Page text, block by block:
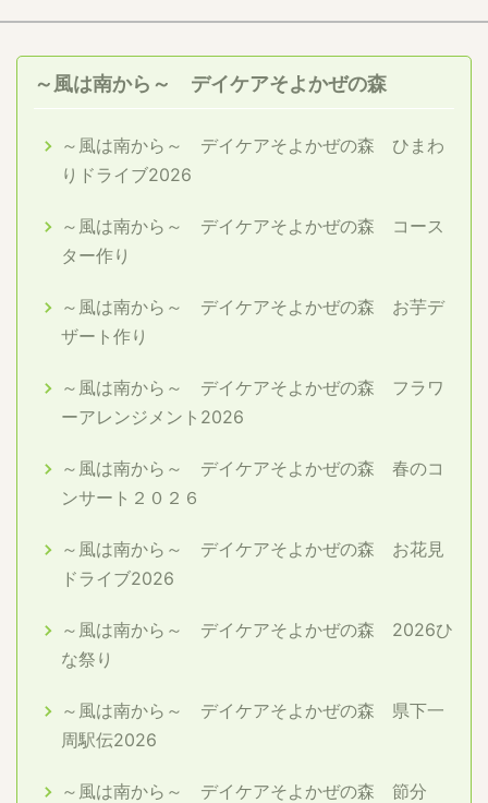
～風は南から～ デイケアそよかぜの森
～風は南から～ デイケアそよかぜの森 ひまわ
りドライブ2026
～風は南から～ デイケアそよかぜの森 コース
ター作り
～風は南から～ デイケアそよかぜの森 お芋デ
ザート作り
～風は南から～ デイケアそよかぜの森 フラワ
ーアレンジメント2026
～風は南から～ デイケアそよかぜの森 春のコ
ンサート２０２６
～風は南から～ デイケアそよかぜの森 お花見
ドライブ2026
～風は南から～ デイケアそよかぜの森 2026ひ
な祭り
～風は南から～ デイケアそよかぜの森 県下一
周駅伝2026
～風は南から～ デイケアそよかぜの森 節分